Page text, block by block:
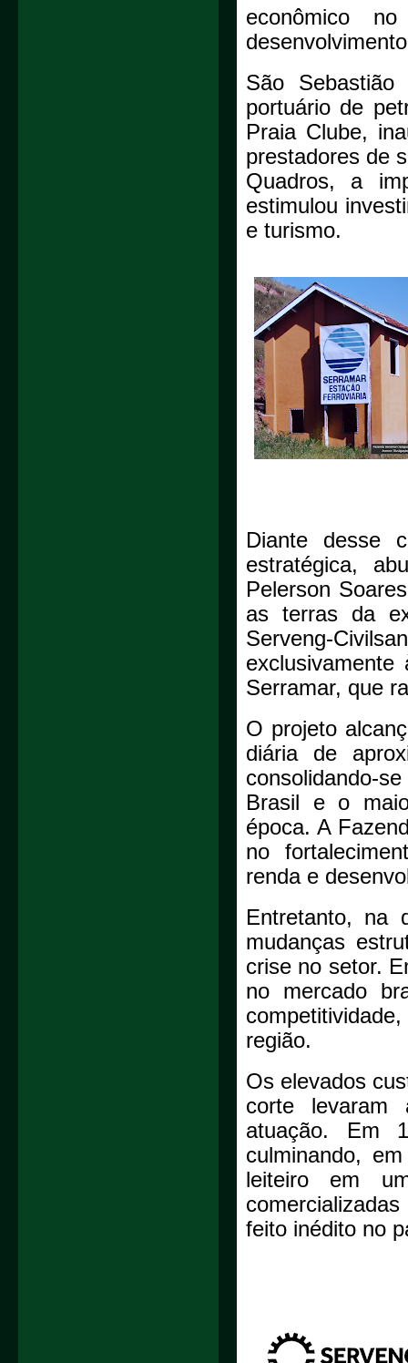
econômico
São
portuário de
Praia Clube,
prestadores de
Quadros, a
estimulou
e turismo.
Diante desse
estratégica,
Pelerson
as terras da
Serveng-
Serramar, que
O projeto
diária de
consolidando-
Brasil e o
época. A
no
renda e
Entretanto, na
mudanças
crise no setor.
no mercado
região.
Os elevados
corte levaram
atuação. Em
culminando,
leiteiro em
feito inédito no